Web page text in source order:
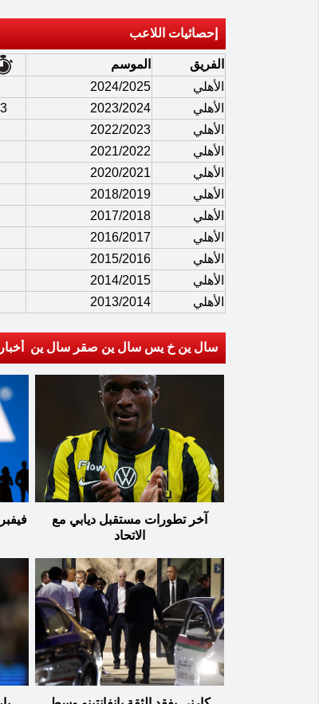
إحصائيات اللاعب
الفريق
الموسم
الأهلي
2024/2025
الأهلي
2023/2024
3
الأهلي
2022/2023
الأهلي
2021/2022
الأهلي
2020/2021
الأهلي
2018/2019
الأهلي
2017/2018
الأهلي
2016/2017
الأهلي
2015/2016
الأهلي
2014/2015
الأهلي
2013/2014
سال ين خ يس سال ين صقر سال ين أخبار
آخر تطورات مستقبل ديابي مع
الاتحاد